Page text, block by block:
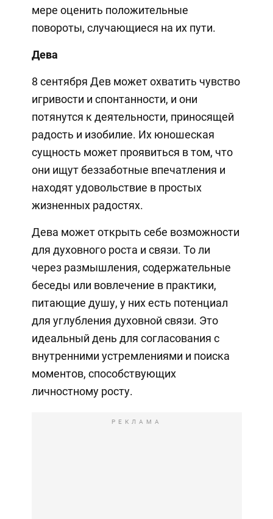
мере оценить положительные
повороты, случающиеся на их пути.
Дева
8 сентября Дев может охватить чувство
игривости и спонтанности, и они
потянутся к деятельности, приносящей
радость и изобилие. Их юношеская
сущность может проявиться в том, что
они ищут беззаботные впечатления и
находят удовольствие в простых
жизненных радостях.
Дева может открыть себе возможности
для духовного роста и связи. То ли
через размышления, содержательные
беседы или вовлечение в практики,
питающие душу, у них есть потенциал
для углубления духовной связи. Это
идеальный день для согласования с
внутренними устремлениями и поиска
моментов, способствующих
личностному росту.
РЕКЛАМА